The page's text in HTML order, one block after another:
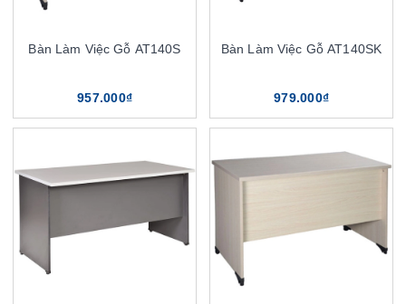
Bàn Làm Việc Gỗ AT140S
957.000₫
Bàn Làm Việc Gỗ AT140SK
979.000₫